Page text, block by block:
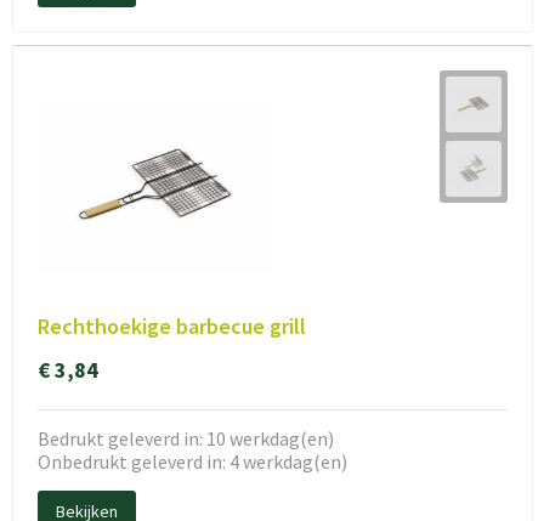
Rechthoekige barbecue grill
€ 3,84
Bedrukt geleverd in: 10 werkdag(en)
Onbedrukt geleverd in: 4 werkdag(en)
Bekijken